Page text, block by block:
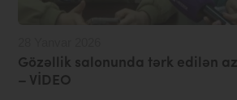
Gözəllik salonunda tərk edilən
– VİDEO